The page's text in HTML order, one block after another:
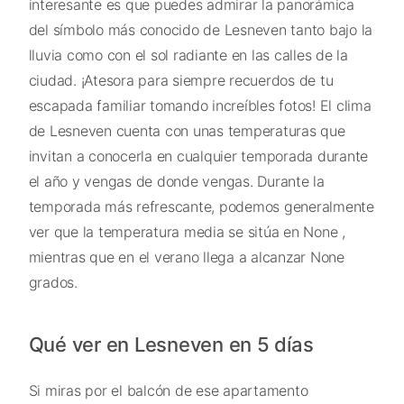
interesante es que puedes admirar la panorámica
del símbolo más conocido de Lesneven tanto bajo la
lluvia como con el sol radiante en las calles de la
ciudad. ¡Atesora para siempre recuerdos de tu
escapada familiar tomando increíbles fotos! El clima
de Lesneven cuenta con unas temperaturas que
invitan a conocerla en cualquier temporada durante
el año y vengas de donde vengas. Durante la
temporada más refrescante, podemos generalmente
ver que la temperatura media se sitúa en None ,
mientras que en el verano llega a alcanzar None
grados.
Qué ver en Lesneven en 5 días
Si miras por el balcón de ese apartamento